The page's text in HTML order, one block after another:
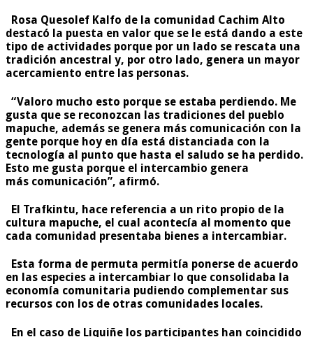
Rosa Quesolef Kalfo de la comunidad Cachim Alto
destacó la puesta en valor que se le está dando a este
tipo de actividades porque por un lado se rescata una
tradición ancestral y, por otro lado, genera un mayor
acercamiento entre las personas.
“Valoro mucho esto porque se estaba perdiendo. Me
gusta que se reconozcan las tradiciones del pueblo
mapuche, además se genera más comunicación con la
gente porque hoy en día está distanciada con la
tecnología al punto que hasta el saludo se ha perdido.
Esto me gusta porque el intercambio genera
más comunicación”, afirmó.
El Trafkintu, hace referencia a un rito propio de la
cultura mapuche, el cual acontecía al momento que
cada comunidad presentaba bienes a intercambiar.
Esta forma de permuta permitía ponerse de acuerdo
en las especies a intercambiar lo que consolidaba la
economía comunitaria pudiendo complementar sus
recursos con los de otras comunidades locales.
En el caso de Liquiñe los participantes han coincidido